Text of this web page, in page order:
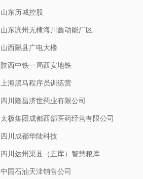
山东历城控股
山东滨州无棣海川鑫动能厂区
山西隰县广电大楼
陕西中铁一局西安地铁
上海黑马程序员训练营
四川隆昌济世药业有限公司
太极集团成都西部医药经营有限公司
四川成都华陆科技
四川达州渠县（五库）智慧粮库
中国石油天津销售公司